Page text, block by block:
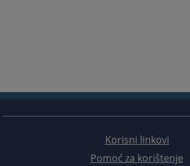
Korisni linkovi
Pomoć za korištenje